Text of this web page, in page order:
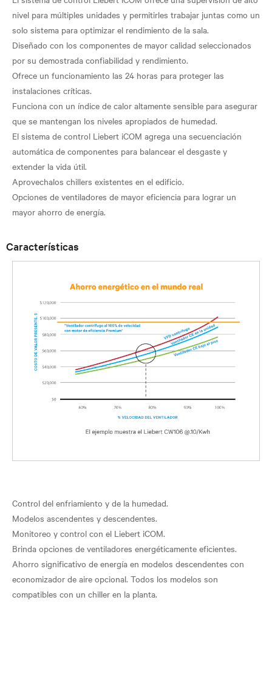
nivel para múltiples unidades y permitirles trabajar juntas como un
solo sistema para optimizar el rendimiento de la sala.
Diseñado con los componentes de mayor calidad seleccionados
por su demostrada confiabilidad y rendimiento.
Ofrece un funcionamiento las 24 horas para proteger las
instalaciones críticas.
Funciona con un í­ndice de calor altamente sensible para asegurar
que se mantengan los niveles apropiados de humedad.
El sistema de control Liebert iCOM agrega una secuenciación
automática de componentes para balancear el desgaste y
extender la vida útil.
Aprovechalos chillers existentes en el edificio.
Opciones de ventiladores de mayor eficiencia para lograr un
Características
Control del enfriamiento y de la humedad.
Modelos ascendentes y descendentes.
Monitoreo y control con el Liebert iCOM.
Brinda opciones de ventiladores energéticamente eficientes.
Ahorro significativo de energía en modelos descendentes con
economizador de aire opcional. Todos los modelos son